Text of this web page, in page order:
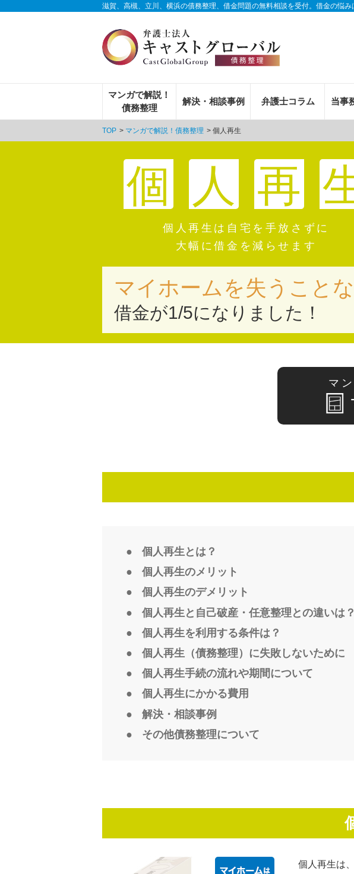
滋賀、高槻、立川、横浜の債務整理、借金問題の無料相談を受付。借金の悩み
マンガで解説！
債務整理
解決・相談事例 弁護士コラム 当事
TOP マンガで解説！債務整理 個人再生
個 人 再
個人再生は自宅を手放さずに
大幅に借金を減らせます
マイホームを失うことな
借金が1/5になりました！
マ
個人再生とは？
個人再生のメリット
個人再生のデメリット
個人再生と自己破産・任意整理との違いは？
個人再生を利用する条件は？
個人再生（債務整理）に失敗しないために
個人再生手続の流れや期間について
個人再生にかかる費用
解決・相談事例
その他債務整理について
個人再生は